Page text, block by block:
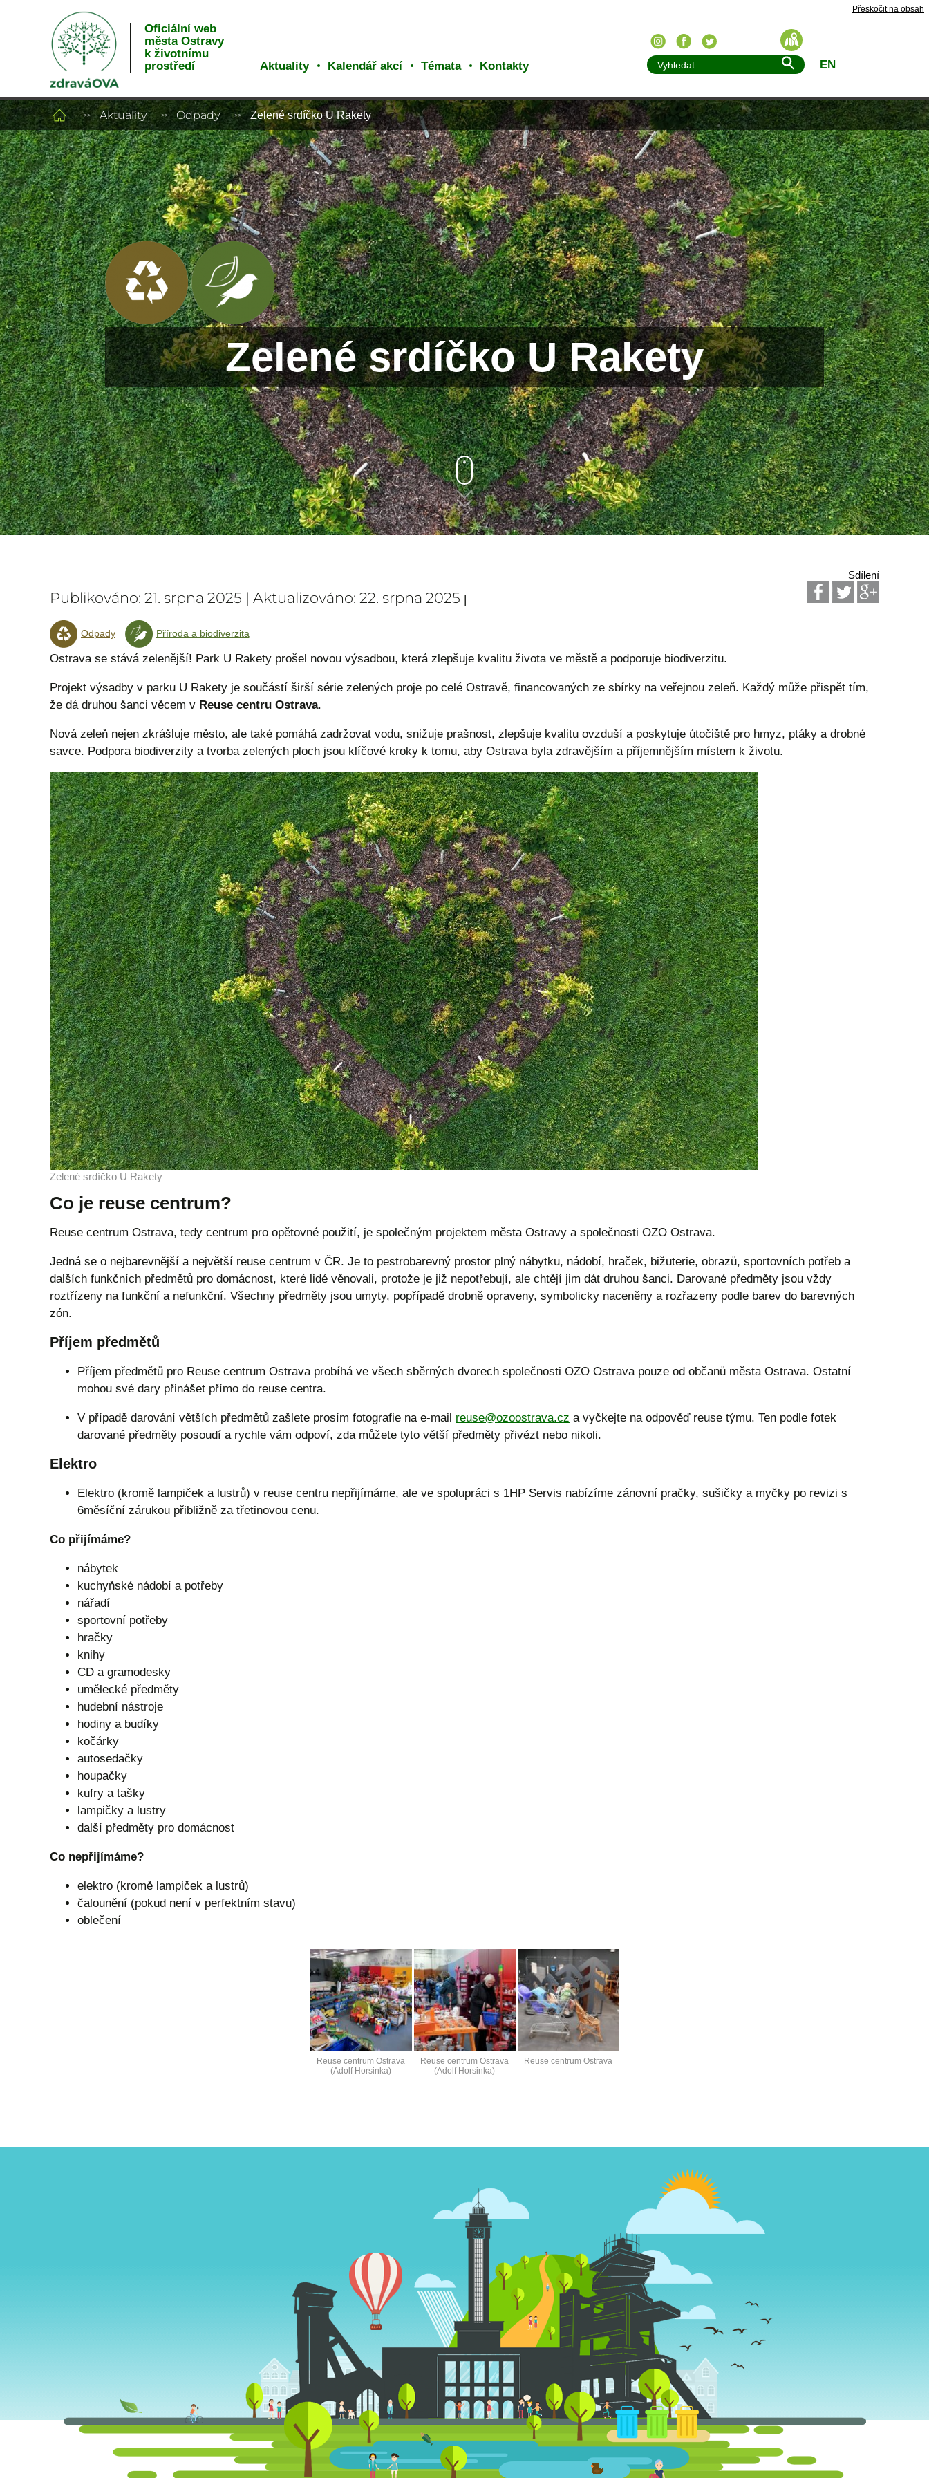
Přeskočit na obsah
Oficiální web
města Ostravy
k životnímu
prostředí
Aktuality Kalendář akcí Témata Kontakty EN
Aktuality Odpady Zelené srdíčko U Rakety
Zelené srdíčko U Rakety
Sdílení
Publikováno: 21. srpna 2025 | Aktualizováno: 22. srpna 2025 |
Odpady Příroda a biodiverzita
Ostrava se stává zelenější! Park U Rakety prošel novou výsadbou, která zlepšuje kvalitu života ve městě a podporuje biodiverzitu.
Projekt výsadby v parku U Rakety je součástí širší série zelených proje po celé Ostravě, financovaných ze sbírky na veřejnou zeleň. Každý může přispět tím,
že dá druhou šanci věcem v Reuse centru Ostrava.
Nová zeleň nejen zkrášluje město, ale také pomáhá zadržovat vodu, snižuje prašnost, zlepšuje kvalitu ovzduší a poskytuje útočiště pro hmyz, ptáky a drobné
savce. Podpora biodiverzity a tvorba zelených ploch jsou klíčové kroky k tomu, aby Ostrava byla zdravějším a příjemnějším místem k životu.
Zelené srdíčko U Rakety
Co je reuse centrum?
Reuse centrum Ostrava, tedy centrum pro opětovné použití, je společným projektem města Ostravy a společnosti OZO Ostrava.
Jedná se o nejbarevnější a největší reuse centrum v ČR. Je to pestrobarevný prostor plný nábytku, nádobí, hraček, bižuterie, obrazů, sportovních potřeb a
dalších funkčních předmětů pro domácnost, které lidé věnovali, protože je již nepotřebují, ale chtějí jim dát druhou šanci. Darované předměty jsou vždy
roztřízeny na funkční a nefunkční. Všechny předměty jsou umyty, popřípadě drobně opraveny, symbolicky naceněny a rozřazeny podle barev do barevných
zón.
Příjem předmětů
Příjem předmětů pro Reuse centrum Ostrava probíhá ve všech sběrných dvorech společnosti OZO Ostrava pouze od občanů města Ostrava. Ostatní
mohou své dary přinášet přímo do reuse centra.
V případě darování větších předmětů zašlete prosím fotografie na e-mail reuse@ozoostrava.cz a vyčkejte na odpověď reuse týmu. Ten podle fotek
darované předměty posoudí a rychle vám odpoví, zda můžete tyto větší předměty přivézt nebo nikoli.
Elektro
Elektro (kromě lampiček a lustrů) v reuse centru nepřijímáme, ale ve spolupráci s 1HP Servis nabízíme zánovní pračky, sušičky a myčky po revizi s
6měsíční zárukou přibližně za třetinovou cenu.
Co přijímáme?
nábytek
kuchyňské nádobí a potřeby
nářadí
sportovní potřeby
hračky
knihy
CD a gramodesky
umělecké předměty
hudební nástroje
hodiny a budíky
kočárky
autosedačky
houpačky
kufry a tašky
lampičky a lustry
další předměty pro domácnost
Co nepřijímáme?
elektro (kromě lampiček a lustrů)
čalounění (pokud není v perfektním stavu)
oblečení
Reuse centrum Ostrava
(Adolf Horsinka)
Reuse centrum Ostrava
(Adolf Horsinka)
Reuse centrum Ostrava